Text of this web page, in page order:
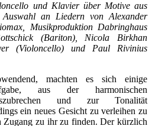
und Klavier über Motive aus
an Liedern von Alexander
Musikproduktion Dabringhaus
(Bariton), Nicola Birkhan
(Violoncello) und Paul Rivinius
machten es sich einige
aus der harmonischen
und zur Tonalität
ein neues Gesicht zu verleihen zu
Zugang zu ihr zu finden. Der kürzlich